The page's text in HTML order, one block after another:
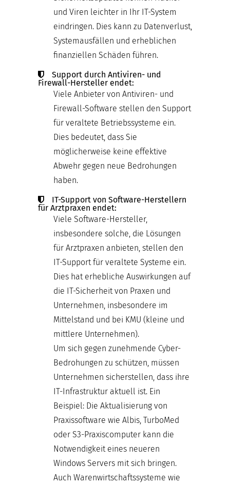
und Viren leichter in Ihr IT-System
eindringen. Dies kann zu Datenverlust,
Systemausfällen und erheblichen
finanziellen Schäden führen.
Support durch Antiviren- und
Firewall-Hersteller endet:
Viele Anbieter von Antiviren- und
Firewall-Software stellen den Support
für veraltete Betriebssysteme ein.
Dies bedeutet, dass Sie
möglicherweise keine effektive
Abwehr gegen neue Bedrohungen
haben.
IT-Support von Software-Herstellern
für Arztpraxen endet:
Viele Software-Hersteller,
insbesondere solche, die Lösungen
für Arztpraxen anbieten, stellen den
IT-Support für veraltete Systeme ein.
Dies hat erhebliche Auswirkungen auf
die IT-Sicherheit von Praxen und
Unternehmen, insbesondere im
Mittelstand und bei KMU (kleine und
mittlere Unternehmen).
Um sich gegen zunehmende Cyber-
Bedrohungen zu schützen, müssen
Unternehmen sicherstellen, dass ihre
IT-Infrastruktur aktuell ist. Ein
Beispiel: Die Aktualisierung von
Praxissoftware wie Albis, TurboMed
oder S3-Praxiscomputer kann die
Notwendigkeit eines neueren
Windows Servers mit sich bringen.
Auch Warenwirtschaftssysteme wie